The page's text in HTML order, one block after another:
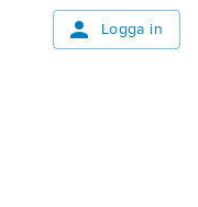
Logga in